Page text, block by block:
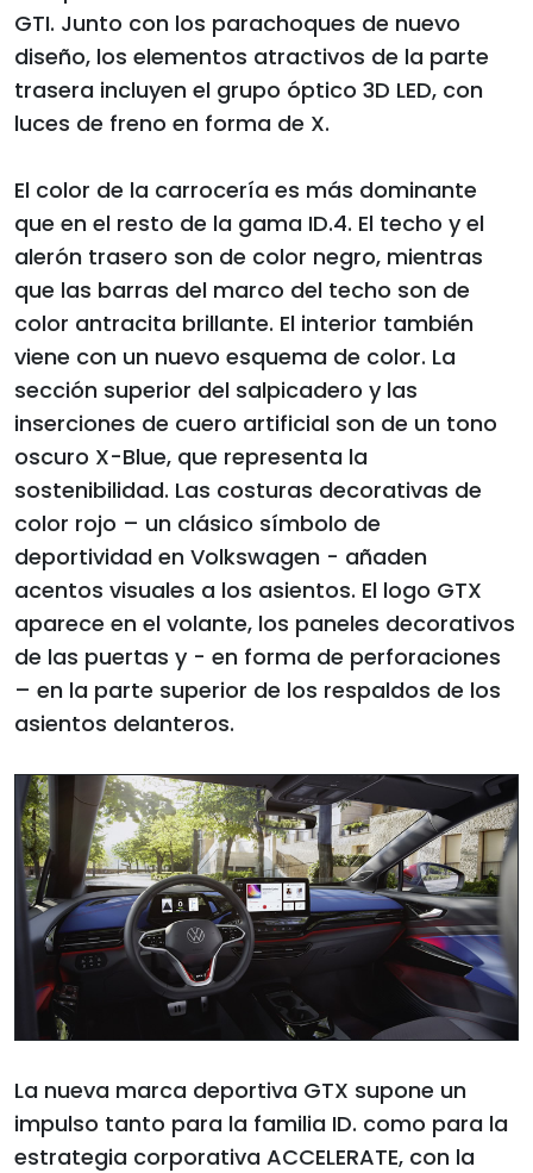
GTI. Junto con los parachoques de nuevo
diseño, los elementos atractivos de la parte
trasera incluyen el grupo óptico 3D LED, con
luces de freno en forma de X.
El color de la carrocería es más dominante
que en el resto de la gama ID.4. El techo y el
alerón trasero son de color negro, mientras
que las barras del marco del techo son de
color antracita brillante. El interior también
viene con un nuevo esquema de color. La
sección superior del salpicadero y las
inserciones de cuero artificial son de un tono
oscuro X-Blue, que representa la
sostenibilidad. Las costuras decorativas de
color rojo – un clásico símbolo de
deportividad en Volkswagen - añaden
acentos visuales a los asientos. El logo GTX
aparece en el volante, los paneles decorativos
de las puertas y - en forma de perforaciones
– en la parte superior de los respaldos de los
asientos delanteros.
La nueva marca deportiva GTX supone un
impulso tanto para la familia ID. como para la
estrategia corporativa ACCELERATE, con la